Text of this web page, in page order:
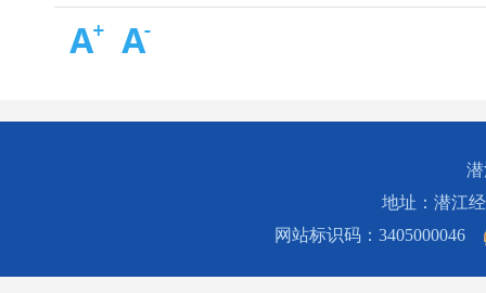
地址：潜江
网站标识码：3405000046